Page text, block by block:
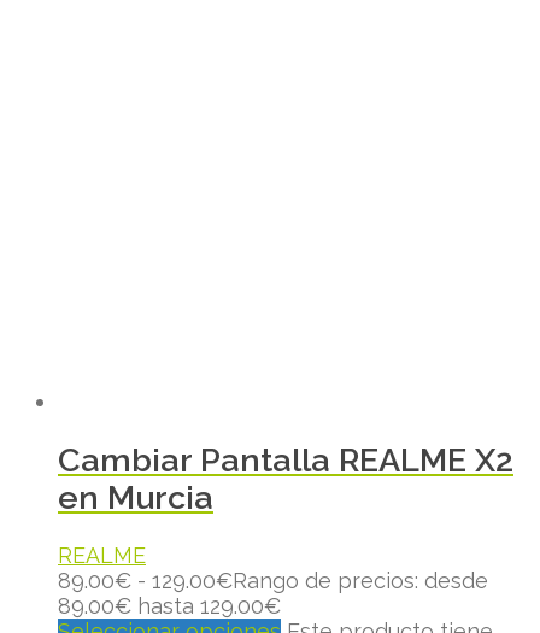
Cambiar Pantalla REALME X2
en Murcia
REALME
89.00€ - 129.00€Rango de precios: desde
89.00€ hasta 129.00€